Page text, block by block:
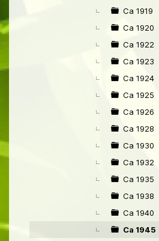
Ca 1919
Ca 1920
Ca 1922
Ca 1923
Ca 1924
Ca 1925
Ca 1926
Ca 1928
Ca 1930
Ca 1932
Ca 1935
Ca 1938
Ca 1940
Ca 1945